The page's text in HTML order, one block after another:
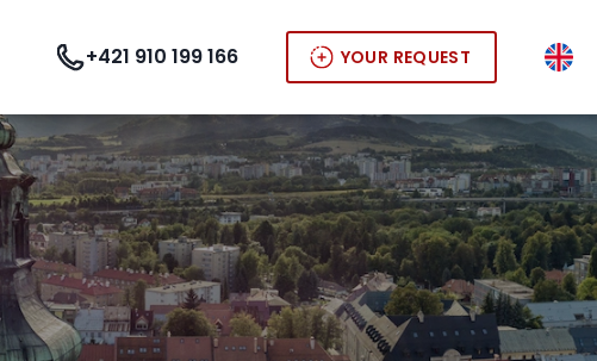
+421 910 199 166 YOUR REQUEST